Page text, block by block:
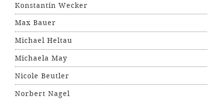
Konstantin Wecker
Max Bauer
Michael Heltau
Michaela May
Nicole Beutler
Norbert Nagel